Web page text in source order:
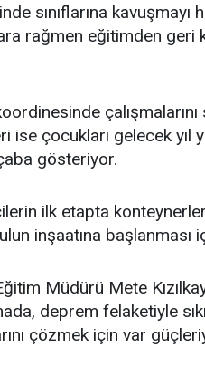
sınıflarına
rağmen eğitimden geri
ise çocukları gelecek yıl
gösteriyor.
ilk etapta
inşaatına başlanması
Müdürü Mete
deprem felaketiyle
çözmek için var